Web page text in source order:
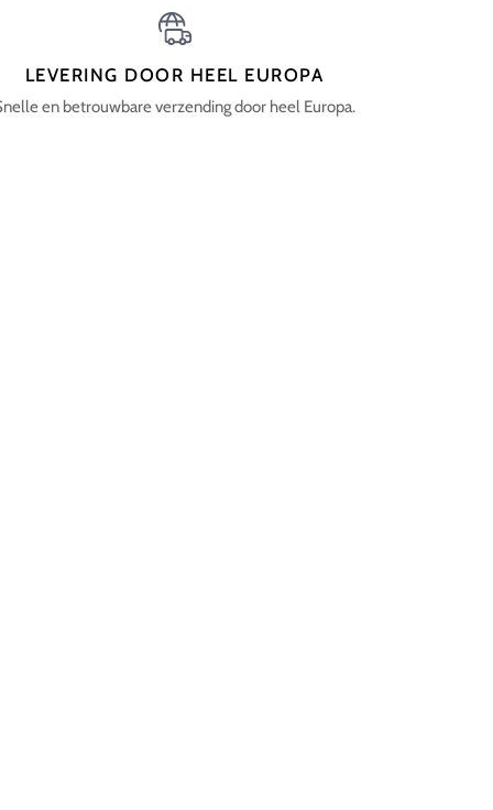
LEVERING DOOR HEEL EUROPA
en betrouwbare verzending door heel Europa.